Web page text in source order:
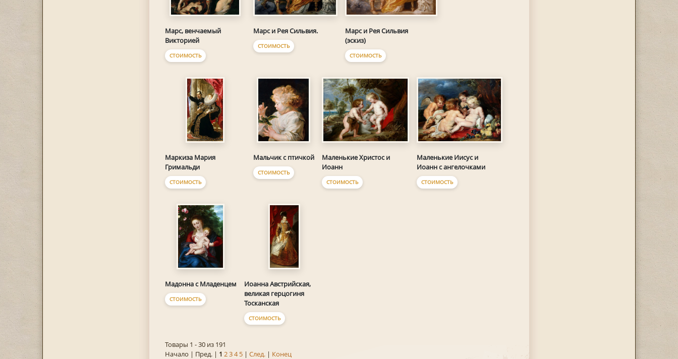
Марс, венчаемый
Викторией
СТОИМОСТЬ
Марс и Рея Сильвия.
СТОИМОСТЬ
Марс и Рея Сильвия
(эскиз)
СТОИМОСТЬ
Маркиза Мария
Гримальди
СТОИМОСТЬ
Мальчик с птичкой
СТОИМОСТЬ
Маленькие Христос и
Иоанн
СТОИМОСТЬ
Маленькие Иисус и
Иоанн с ангелочками
СТОИМОСТЬ
Мадонна с Младенцем
СТОИМОСТЬ
Иоанна Австрийская,
великая герцогиня
Тосканская
СТОИМОСТЬ
Товары 1 - 30 из 191
Начало | Пред. | 1 234 5| След.| Конец